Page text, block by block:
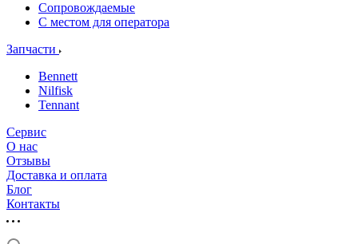
Сопровождаемые
С местом для оператора
Запчасти
Bennett
Nilfisk
Tennant
Сервис
О нас
Отзывы
Доставка и оплата
Блог
Контакты